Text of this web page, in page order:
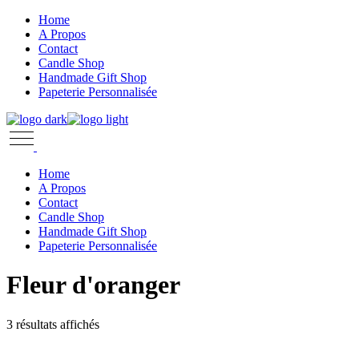
Skip
content
Home
A Propos
Contact
Candle Shop
Handmade Gift Shop
Papeterie Personnalisée
Home
A Propos
Contact
Candle Shop
Handmade Gift Shop
Papeterie Personnalisée
Fleur d'oranger
3 résultats affichésTrié